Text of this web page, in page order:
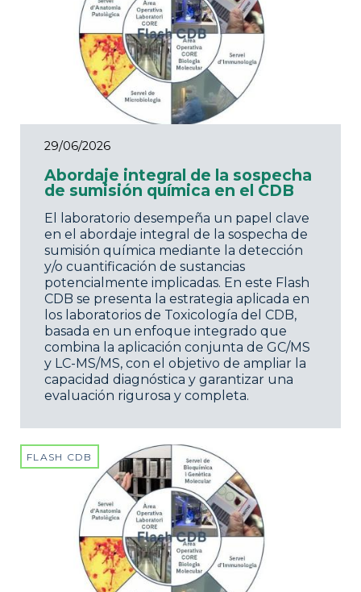
29/06/2026
Abordaje integral de la sospecha
de sumisión química en el CDB
El laboratorio desempeña un papel clave
en el abordaje integral de la sospecha de
sumisión química mediante la detección
y/o cuantificación de sustancias
potencialmente implicadas. En este Flash
CDB se presenta la estrategia aplicada en
los laboratorios de Toxicología del CDB,
basada en un enfoque integrado que
combina la aplicación conjunta de GC/MS
y LC-MS/MS, con el objetivo de ampliar la
capacidad diagnóstica y garantizar una
evaluación rigurosa y completa.
FLASH CDB